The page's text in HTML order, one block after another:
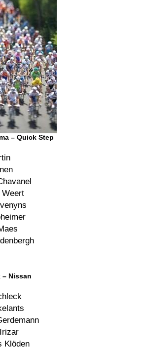
– Quick Step
Weert
– Nissan
Klöden